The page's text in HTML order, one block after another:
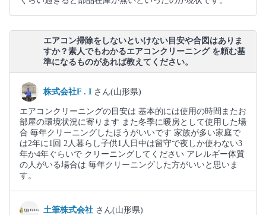
エアコン掃除をしないといけない目安や合図はありま
すか？素人でもわかるエアコンクリーニング を頼む基
準になるものがあれば教えてください。
株式会社F . I さん(山形県)
エアコンクリーニングの目安は 基本的には使用の時間またお
部屋の環境状況に寄ります また冬季に暖房として使用した場
合 毎年クリーニングしたほうがいいです 家族が多い家庭で
は2年に1回 2人暮らし子供1人日中は留守で夜しか使わない3
年か4年ぐらいで クリーニングしてください アレルギー体質
の人がいる場合は 毎年クリーニングした方がいいと思いま
す。
土筆株式会社 さん(山形県)